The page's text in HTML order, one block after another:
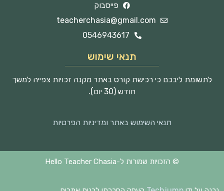
פייסבוק
teacherchasia@gmail.com
0546943617
תנאי שימוש
לתשומת ליבכם כי רכישת קורס באתר מקנה זכויות צפייה למשך
חודש (30 יום).
תנאי השימוש באתר ומדיניות הפרטיות
© הזכויות שמורות ל-Hello Teacher Chasia